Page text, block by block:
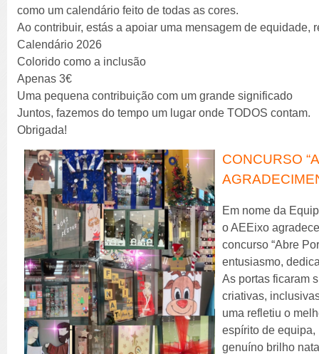
como um calendário feito de todas as cores.
Ao contribuir, estás a apoiar uma mensagem de equidade,
Calendário 2026
Colorido como a inclusão
Apenas 3€
Uma pequena contribuição com um grande significado
Juntos, fazemos do tempo um lugar onde TODOS contam.
Obrigada!
CONCURSO
Em nome da
o AEEixo
concurso “Abre
entusiasmo,
As portas ficaram
criativas,
uma refletiu o
espírito de
genuíno brilho